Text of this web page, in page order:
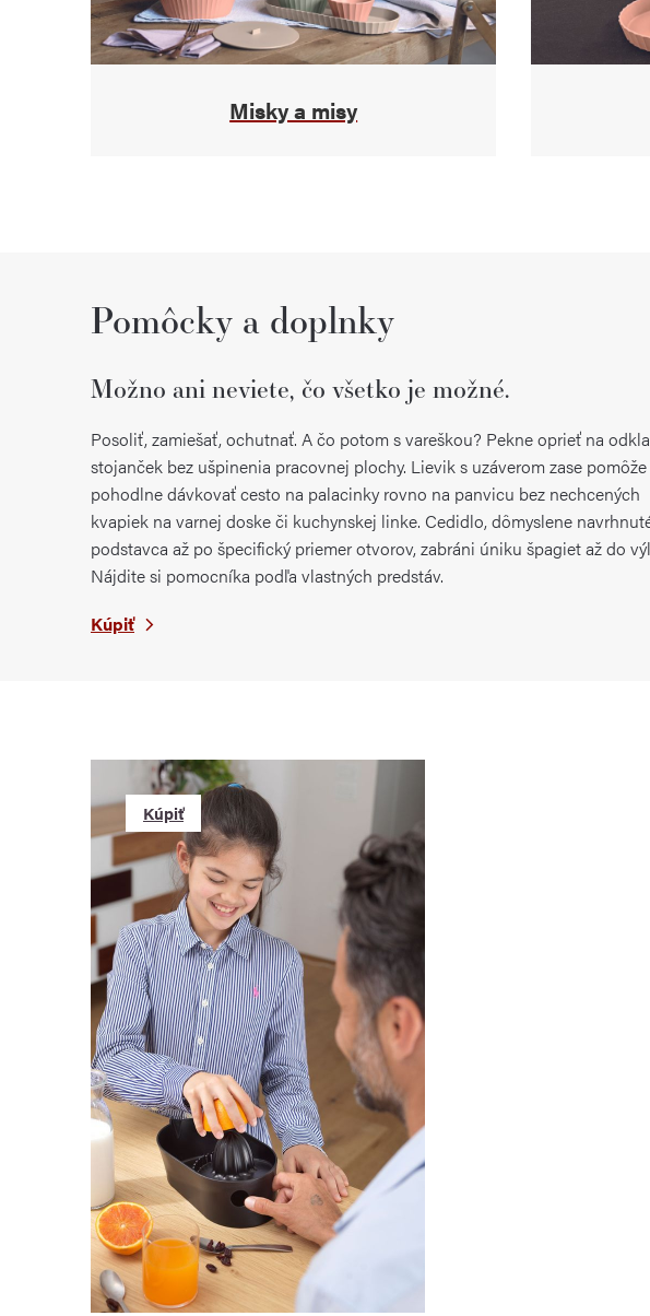
Misky a misy
Pomôcky a doplnky
Možno ani neviete, čo všetko je možné.
Posoliť, zamiešať, ochutnať. A čo potom s vareškou? Pekne oprieť na
stojanček bez ušpinenia pracovnej plochy. Lievik s uzáverom zase pomôže
pohodlne dávkovať cesto na palacinky rovno na panvicu bez nechcených
kvapiek na varnej doske či kuchynskej linke. Cedidlo, dômyslene
podstavca až po špecifický priemer otvorov, zabráni úniku špagiet až do
Nájdite si pomocníka podľa vlastných predstáv.
Kúpiť
Kúpiť